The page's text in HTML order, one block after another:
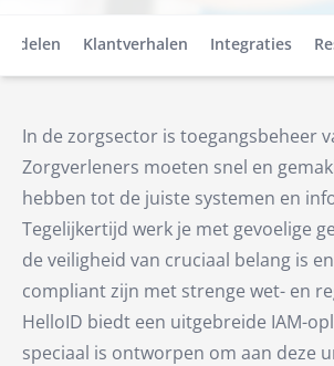
Klantverhalen Integraties
In de zorgsector is toegangsbeheer
Zorgverleners moeten snel en
hebben tot de juiste systemen en
Tegelijkertijd werk je met gevoelige
de veiligheid van cruciaal belang is
compliant zijn met strenge wet- en
HelloID biedt een uitgebreide IAM-
speciaal is ontworpen om aan deze